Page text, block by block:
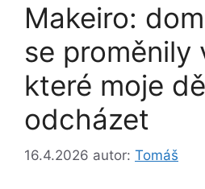
Makeiro:
se proměnily
které moje
odcházet
16.4.2026 autor: Tomáš